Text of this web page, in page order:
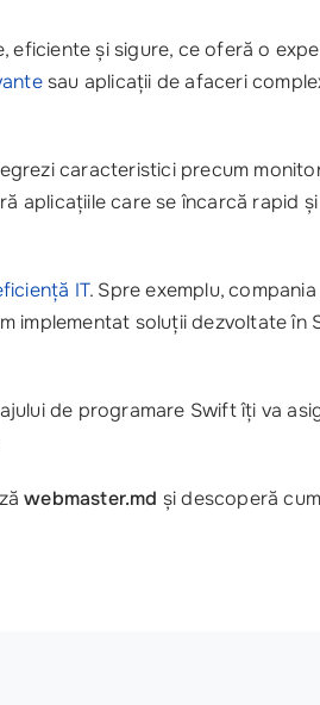
eficiente și sigure, ce oferă o
sau aplicații de afaceri
caracteristici precum
aplicațiile care se încarcă rapid
IT. Spre exemplu, compania
implementat soluții dezvoltate în
de programare Swift îți va
webmaster.md și descoperă